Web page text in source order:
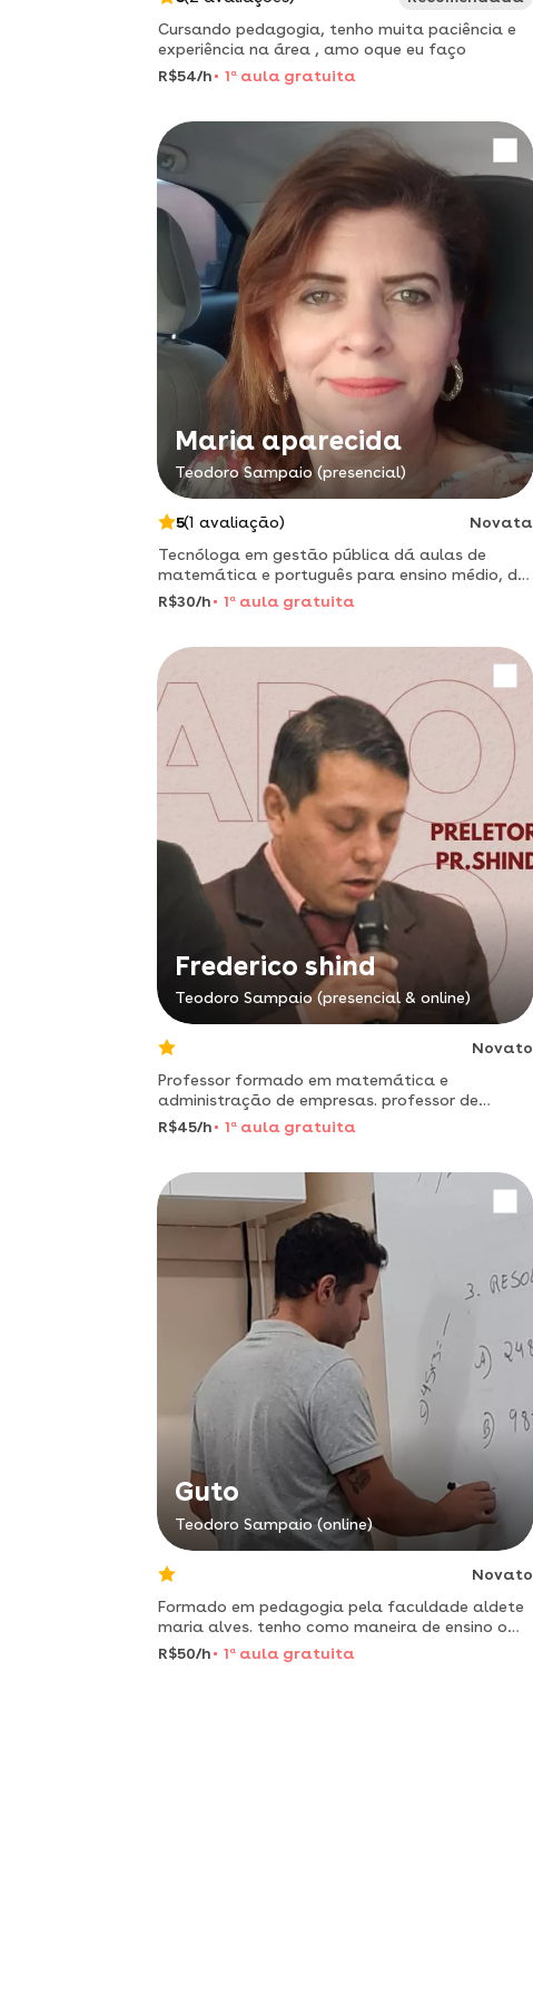
Cursando pedagogia, tenho muita paciência e
experiência na área , amo oque eu faço
R$54/h
1 a aula gratuita
Maria aparecida
Teodoro Sampaio (presencial)
5(1 avaliação)
Novata
Tecnóloga em gestão pública dá aulas de
matemática e português para ensino médio, de
maneira objetiva e descontraída.
R$30/h 1 a aula gratuita
Frederico shind
Teodoro Sampaio (presencial & online)
Novato
Professor formado em matemática e
administração de empresas. professor de
administração no centro tecnico paula de
R$45/h 1 a aula gratuita
Guto
Teodoro Sampaio (online)
Novato
Formado em pedagogia pela faculdade aldete
maria alves. tenho como maneira de ensino o
ensino humanizado buscando sanar as
dificuldades do aluno.
R$50/h 1 a aula gratuita